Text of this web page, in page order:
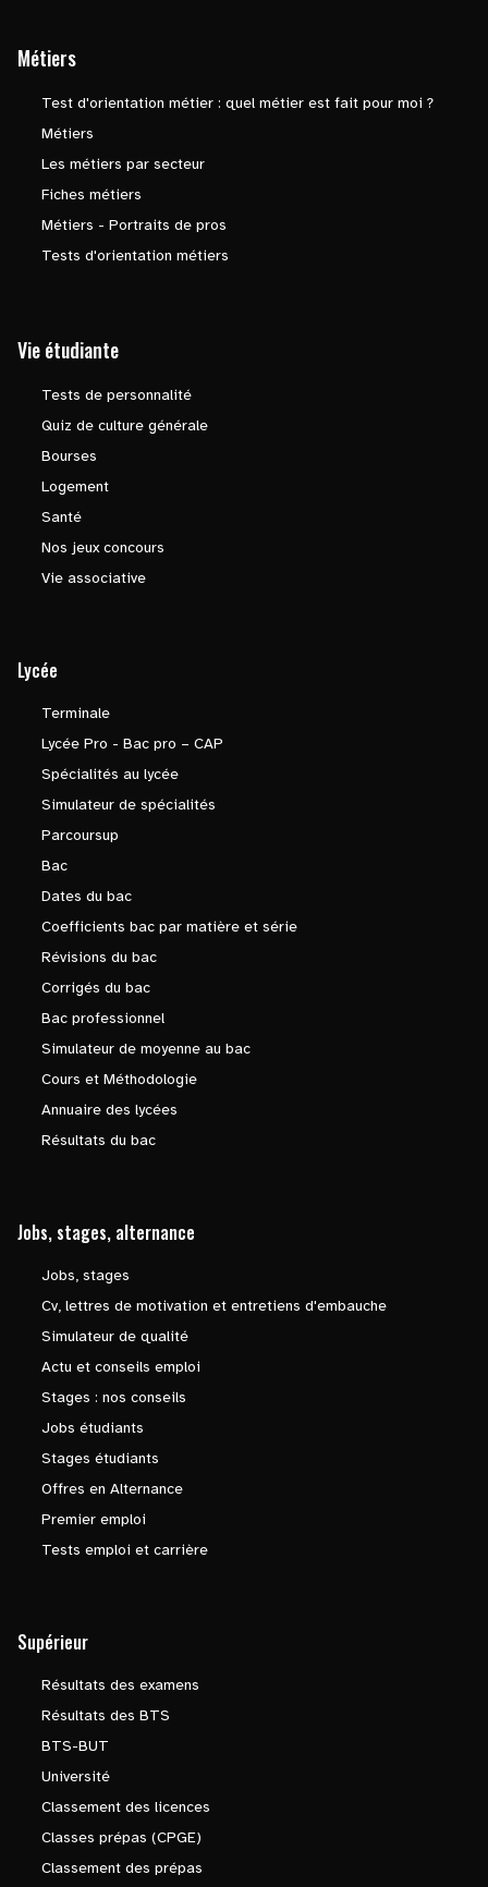
Métiers
Test d'orientation métier : quel métier est fait pour moi ?
Métiers
Les métiers par secteur
Fiches métiers
Métiers - Portraits de pros
Tests d'orientation métiers
Vie étudiante
Tests de personnalité
Quiz de culture générale
Bourses
Logement
Santé
Nos jeux concours
Vie associative
Lycée
Terminale
Lycée Pro - Bac pro – CAP
Spécialités au lycée
Simulateur de spécialités
Parcoursup
Bac
Dates du bac
Coefficients bac par matière et série
Révisions du bac
Corrigés du bac
Bac professionnel
Simulateur de moyenne au bac
Cours et Méthodologie
Annuaire des lycées
Résultats du bac
Jobs, stages, alternance
Jobs, stages
Cv, lettres de motivation et entretiens d'embauche
Simulateur de qualité
Actu et conseils emploi
Stages : nos conseils
Jobs étudiants
Stages étudiants
Offres en Alternance
Premier emploi
Tests emploi et carrière
Supérieur
Résultats des examens
Résultats des BTS
BTS-BUT
Université
Classement des licences
Classes prépas (CPGE)
Classement des prépas